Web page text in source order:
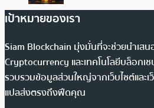
เป้าหมายของเรา
Siam Blockchain มุ่งมั่นที่จะช่วยนำเสน
Cryptocurrency และเทคโนโลยีบล็อกเ
รวบรวมข้อมูลส่วนใหญ่จากเว็บไซต์และ
แปลส่งตรงถึงฟีดคุณ